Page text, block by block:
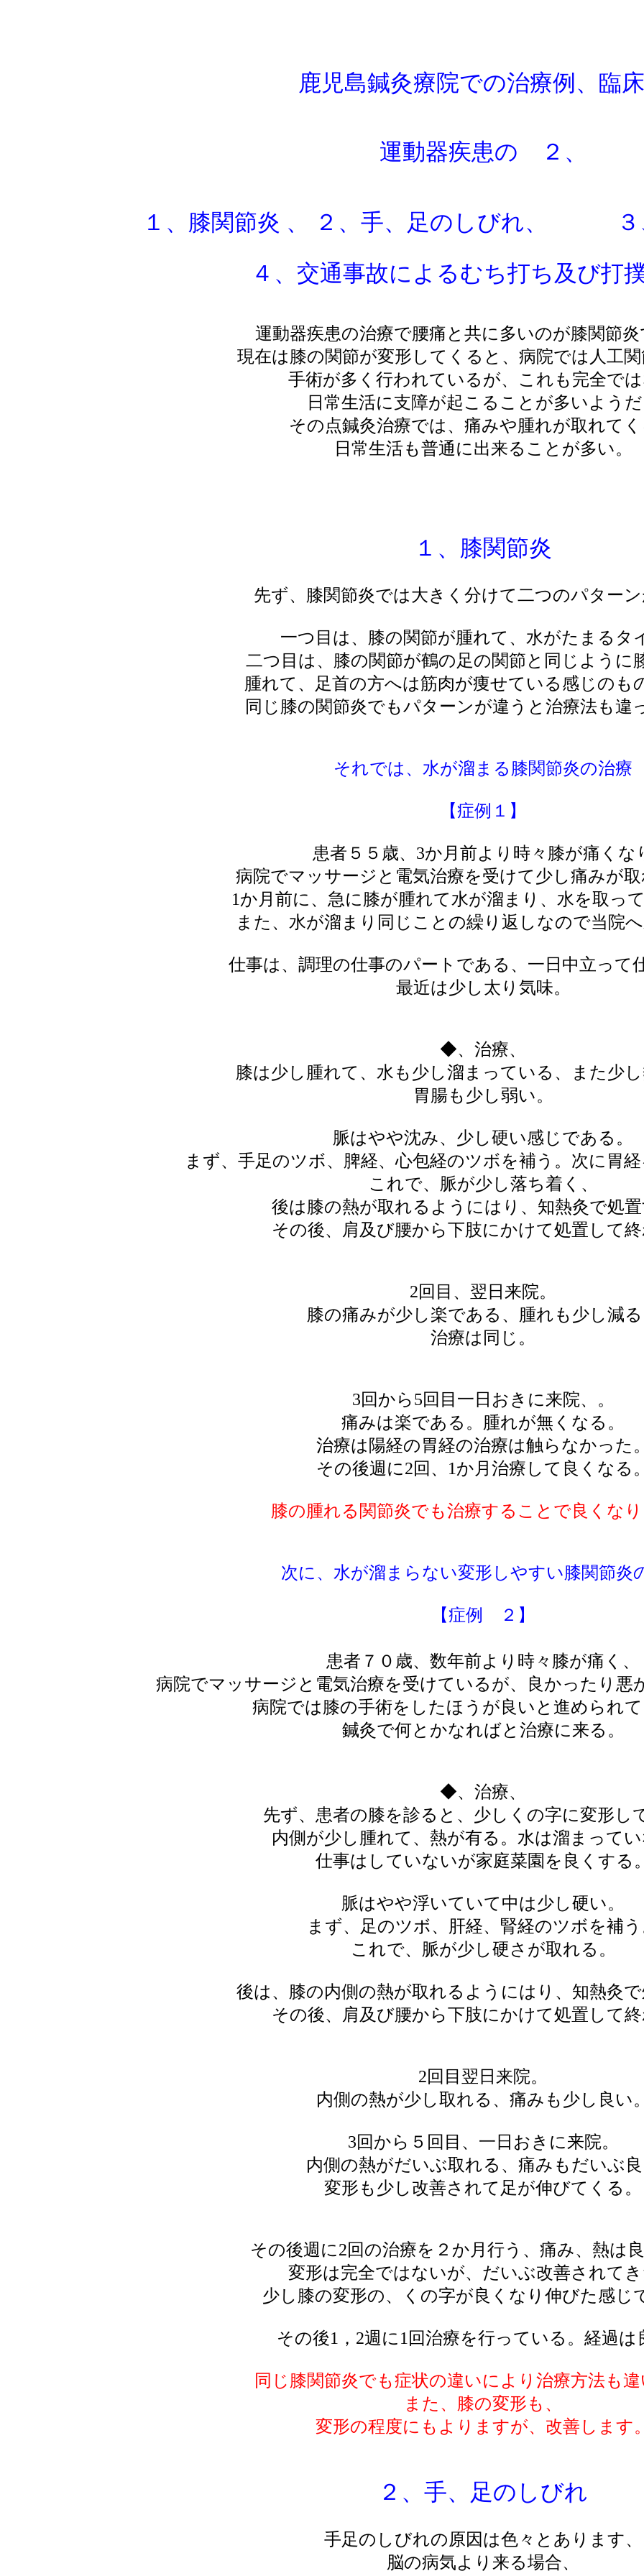
鹿児島鍼灸療院での治療例、臨
運動器疾患の ２、
１、膝関節炎 、 ２、手、足のしびれ、 ３
４、交通事故によるむち打ち及び打
運動器疾患の治療で腰痛と共に多いのが膝関節炎
現在は膝の関節が変形してくると、病院では人工
手術が多く行われているが、これも完全では
日常生活に支障が起こることが多いようだ
その点鍼灸治療では、痛みや腫れが取れてく
日常生活も普通に出来ることが多い。
１、膝関節炎
先ず、膝関節炎では大きく分けて二つのパターン
一つ目は、膝の関節が腫れて、水がたまるタ
二つ目は、膝の関節が鶴の足の関節と同じように
腫れて、足首の方へは筋肉が痩せている感じのも
同じ膝の関節炎でもパターンが違うと治療法も違
それでは、水が溜まる膝関節炎の治療
【症例１】
患者５５歳、3か月前より時々膝が痛くな
病院でマッサージと電気治療を受けて少し痛みが取
1か月前に、急に膝が腫れて水が溜まり、水を取っ
また、水が溜まり同じことの繰り返しなので当院へ
仕事は、調理の仕事のパートである、一日中立って
最近は少し太り気味。
◆、治療、
膝は少し腫れて、水も少し溜まっている、また少し
胃腸も少し弱い。
脈はやや沈み、少し硬い感じである。
まず、手足のツボ、脾経、心包経のツボを補う。次に胃経
これで、脈が少し落ち着く、
後は膝の熱が取れるようにはり、知熱灸で処置
その後、肩及び腰から下肢にかけて処置して終
2回目、翌日来院。
膝の痛みが少し楽である、腫れも少し減る
治療は同じ。
3回から5回目一日おきに来院、。
痛みは楽である。腫れが無くなる。
治療は陽経の胃経の治療は触らなかった。
その後週に2回、1か月治療して良くなる。
膝の腫れる関節炎でも治療することで良くなり
次に、水が溜まらない変形しやすい膝関節炎
【症例 ２】
患者７０歳、数年前より時々膝が痛く、
病院でマッサージと電気治療を受けているが、良かったり悪
病院では膝の手術をしたほうが良いと進められて
鍼灸で何とかなればと治療に来る。
◆、治療、
先ず、患者の膝を診ると、少しくの字に変形し
内側が少し腫れて、熱が有る。水は溜まってい
仕事はしていないが家庭菜園を良くする。
脈はやや浮いていて中は少し硬い。
まず、足のツボ、肝経、腎経のツボを補う
これで、脈が少し硬さが取れる。
後は、膝の内側の熱が取れるようにはり、知熱灸で
その後、肩及び腰から下肢にかけて処置して終
2回目翌日来院。
内側の熱が少し取れる、痛みも少し良い。
3回から５回目、一日おきに来院。
内側の熱がだいぶ取れる、痛みもだいぶ
変形も少し改善されて足が伸びてくる。
その後週に2回の治療を２か月行う、痛み、熱は良
変形は完全ではないが、だいぶ改善されてき
少し膝の変形の、くの字が良くなり伸びた感じ
その後1，2週に1回治療を行っている。経過は
同じ膝関節炎でも症状の違いにより治療方法も違
また、膝の変形も、
変形の程度にもよりますが、改善します。
２、手、足のしびれ
手足のしびれの原因は色々とあります、
脳の病気より来る場合、